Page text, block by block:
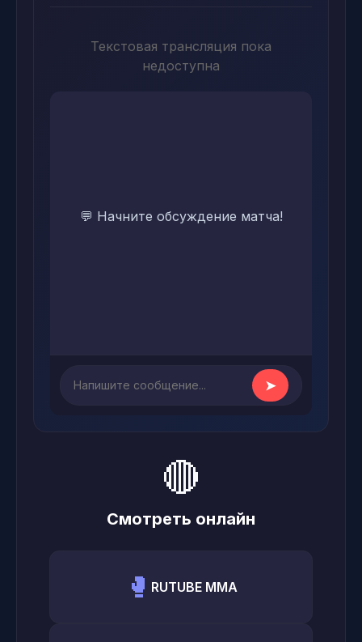
Текстовая трансляция пока
недоступна
💬 Начните обсуждение матча!
➤
🔴
Смотреть онлайн
🥊 RUTUBE MMA